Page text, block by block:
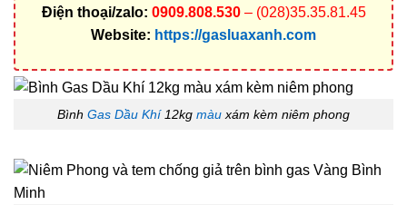
Điện thoại/zalo: 0909.808.530– (028)35.35.81.45
Website: https://gasluaxanh.com
Bình Gas Dầu Khí12kg màu xám kèm niêm phong